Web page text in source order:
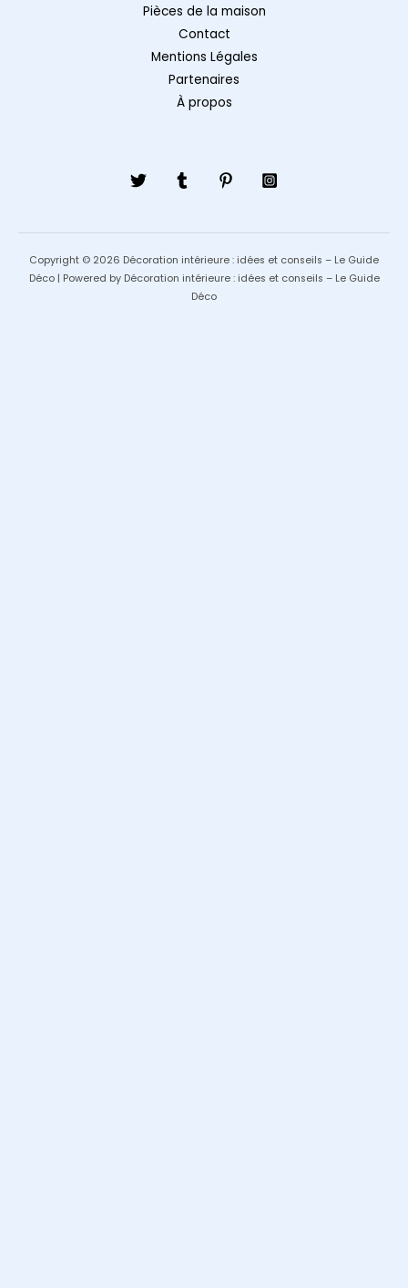
Pièces de la maison
Contact
Mentions Légales
Partenaires
À propos
Copyright © 2026 Décoration intérieure : idées et conseils – Le Guide
Déco | Powered by Décoration intérieure : idées et conseils – Le Guide
Déco